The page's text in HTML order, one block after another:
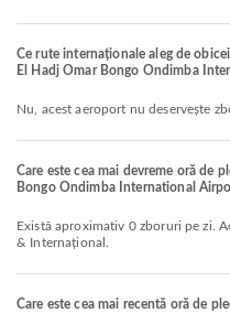
Ce rute internaționale aleg de
El Hadj Omar Bongo Ondimba
Nu, acest aeroport nu deservește
Care este cea mai devreme oră de
Bongo Ondimba International
Există aproximativ 0 zboruri pe zi. Acest aeroport deservește zborul Național
& Internațional.
Care este cea mai recentă oră de